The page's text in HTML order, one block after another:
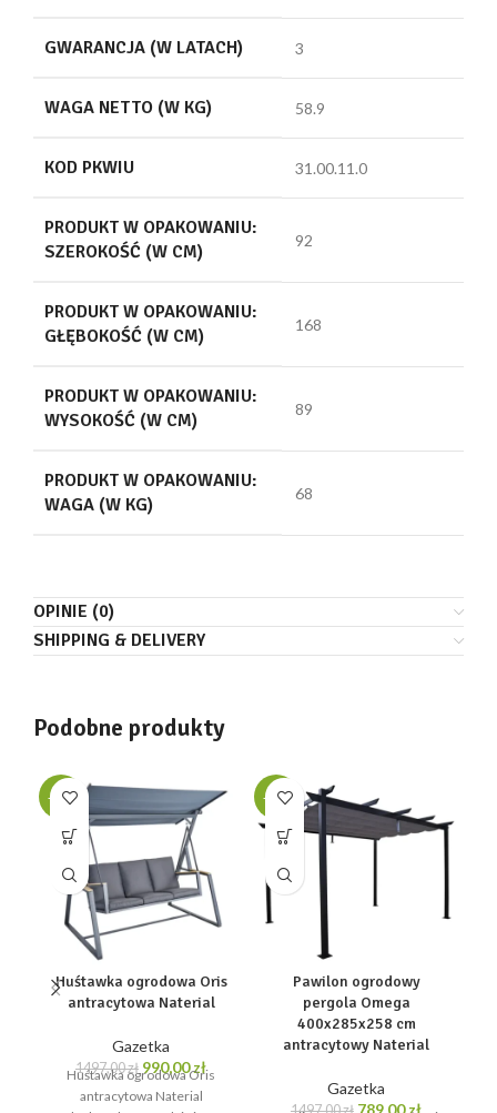
GWARANCJA (W LATACH) 3
WAGA NETTO (W KG) 58.9
KOD PKWIU 31.00.11.0
PRODUKT W OPAKOWANIU:
SZEROKOŚĆ (W CM)
92
PRODUKT W OPAKOWANIU:
GŁĘBOKOŚĆ (W CM)
168
PRODUKT W OPAKOWANIU:
WYSOKOŚĆ (W CM)
89
PRODUKT W OPAKOWANIU:
WAGA (W KG)
68
OPINIE (0)
SHIPPING & DELIVERY
Podobne produkty
-34%
Huśtawka ogrodowa Oris
antracytowa Naterial
Gazetka
1497,00zł Pierwotna
wynosiła:
990,00złAktualna
Huśtawka ogrodowa Oris
antracytowa Naterial
-47%
Pawilon ogrodowy
pergola Omega
400x285x258 cm
antracytowy Naterial
Gazetka
Pierwotna
789,00złAktualna